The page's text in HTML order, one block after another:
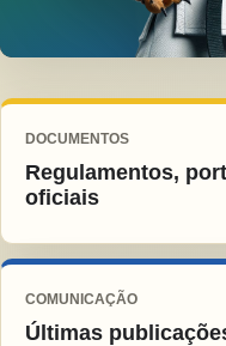
DOCUMENTOS
Regulamentos,
oficiais
COMUNICAÇÃO
Últimas